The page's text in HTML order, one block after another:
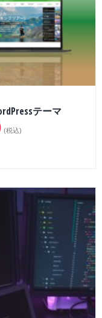
テーマ
(税込)